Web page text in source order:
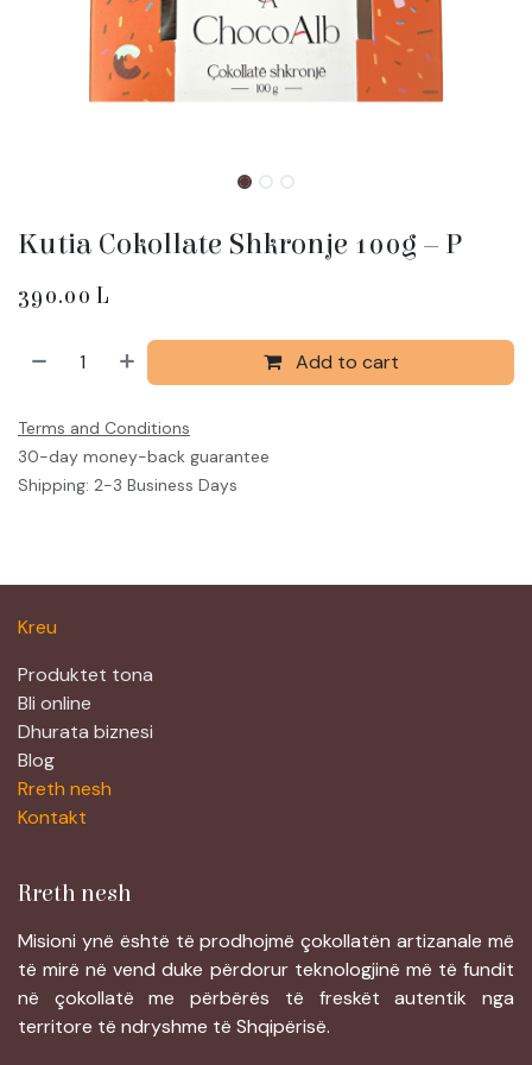
Kutia Cokollate Shkronje 100g – P
390.00 L
Add to cart
Terms and Conditions
30-day money-back guarantee
Shipping: 2-3 Business Days
Kreu
Produktet tona
Bli online
Dhurata biznesi
Blog
Rreth nesh
Kontakt
Rreth nesh
Misioni ynë është të prodhojmë çokollatën artizanale më
të mirë në vend duke përdorur teknologjinë më të fundit
në çokollatë me përbërës të freskët autentik nga
territore të ndryshme të Shqipërisë.